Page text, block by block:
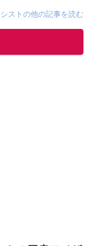
ストの他の記事を読む